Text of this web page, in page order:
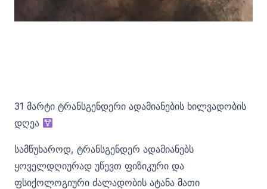
31 მარტი ტრანსგენდერი ადამიანების ხილვადობის
დღეა
სამწუხაროდ, ტრანსგენდერ ადამიანებს
ყოველდღიურად უწევთ ფიზიკური და
ფსიქოლოგიური ძალადობის ატანა მათი